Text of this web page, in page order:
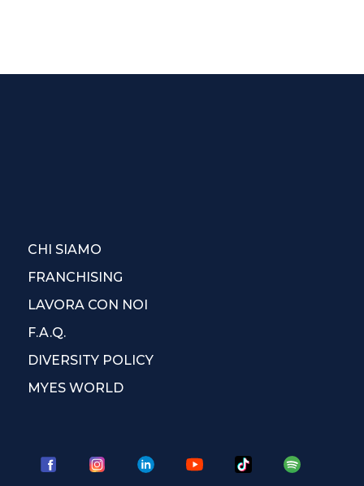
CHI SIAMO
FRANCHISING
LAVORA CON NOI
F.A.Q.
DIVERSITY POLICY
MYES WORLD